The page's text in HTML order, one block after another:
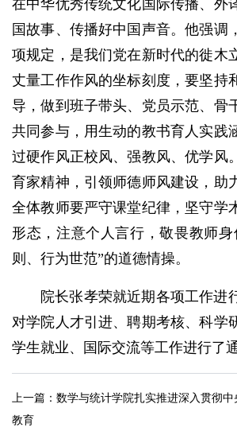
在中华优秀传统文化国际传播、外
国故事、传播好中国声音。他强调
项规定，是我们党在新时代的徙木
丈量工作作风的坐标刻度，要坚持
导，做到班子带头、党员示范、骨
共同参与，用生动的教书育人实践
过硬作风正校风、强教风、优学风
育家精神，引领师德师风建设，助
全体教师要严守课堂纪律，坚守学
形态，注意个人言行，敬畏教师
则、行为世范”的道德情操。
院长张孝荣就近期各项工作进
对学院人才引进、聘期考核、科学
学生就业、国际交流等工作进行了通
上一篇： 数学与统计学院扎实推进深入贯彻
教育